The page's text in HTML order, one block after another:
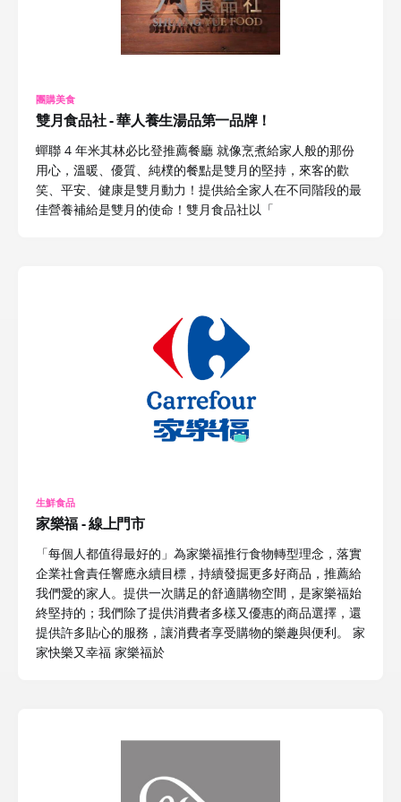
團購美食
雙月食品社 - 華人養生湯品第一品牌！
蟬聯 4 年米其林必比登推薦餐廳 就像烹煮給家人般的那份
用心，溫暖、優質、純樸的餐點是雙月的堅持，來客的歡
笑、平安、健康是雙月動力！提供給全家人在不同階段的最
佳營養補給是雙月的使命！雙月食品社以「
生鮮食品
家樂福 - 線上門市
「每個人都值得最好的」為家樂福推行食物轉型理念，落實
企業社會責任響應永續目標，持續發掘更多好商品，推薦給
我們愛的家人。提供一次購足的舒適購物空間，是家樂福始
終堅持的；我們除了提供消費者多樣又優惠的商品選擇，還
提供許多貼心的服務，讓消費者享受購物的樂趣與便利。 家
家快樂又幸福 家樂福於